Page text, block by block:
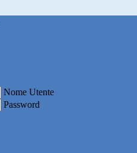
Nome Utente
Password